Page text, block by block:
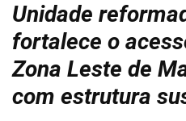
Unidade
fortalece o
Zona Leste de
com estrutura